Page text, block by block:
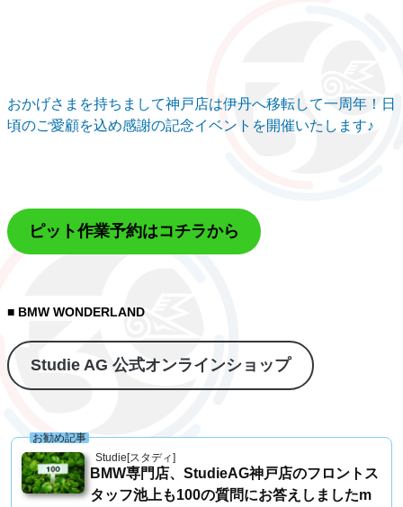
おかげさまを持ちまして神戸店は伊丹へ移転して一周年！日
頃のご愛顧を込め感謝の記念イベントを開催いたします♪
ピット作業予約はコチラから
■ BMW WONDERLAND
Studie AG 公式オンラインショップ
Studie[スタディ]
お勧め記事
BMW専門店、StudieAG神戸店のフロントス
タッフ池上も100の質問にお答えしましたm